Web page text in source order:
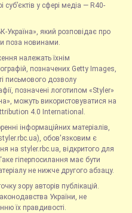
суб’єктів у сфері медіа — R40-
Україна», який розповідає про
поза новинами.
належать їхнім
позначених Getty Images,
письмового дозволу
позначені логотипом «Styler»
можуть використовуватися на
4.0 International.
інформаційних матеріалів,
обов'язковим є
на styler.rbc.ua, відкритого для
гіперпосилання має бути
не нижче другого абзацу.
зору авторів публікацій.
України, не
їх правдивості.